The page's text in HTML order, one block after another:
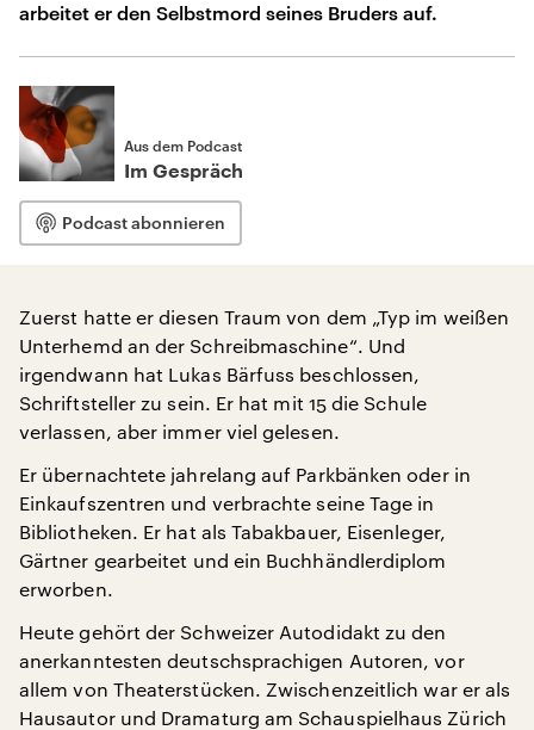
arbeitet er den Selbstmord seines Bruders auf.
Aus dem Podcast
Im Gespräch
Podcast abonnieren
Zuerst hatte er diesen Traum von dem „Typ im weißen
Unterhemd an der Schreibmaschine“. Und
irgendwann hat Lukas Bärfuss beschlossen,
Schriftsteller zu sein. Er hat mit 15 die Schule
verlassen, aber immer viel gelesen.
Er übernachtete jahrelang auf Parkbänken oder in
Einkaufszentren und verbrachte seine Tage in
Bibliotheken. Er hat als Tabakbauer, Eisenleger,
Gärtner gearbeitet und ein Buchhändlerdiplom
erworben.
Heute gehört der Schweizer Autodidakt zu den
anerkanntesten deutschsprachigen Autoren, vor
allem von Theaterstücken. Zwischenzeitlich war er als
Hausautor und Dramaturg am Schauspielhaus Zürich